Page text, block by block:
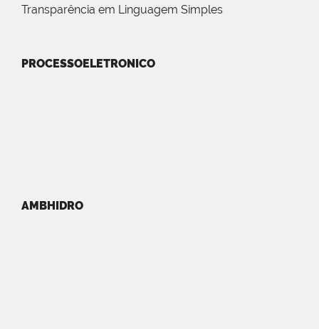
Transparência em Linguagem Simples
PROCESSOELETRONICO
AMBHIDRO